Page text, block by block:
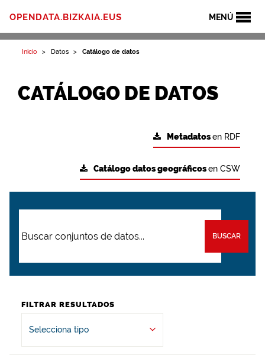
MENÚ
OPENDATA.BIZKAIA.EUS
Inicio Datos Catálogo de datos
CATÁLOGO DE DATOS
Metadatosen RDF
Catálogo datos geográficosen CSW
BUSCAR
FILTRAR RESULTADOS
Selecciona tipo